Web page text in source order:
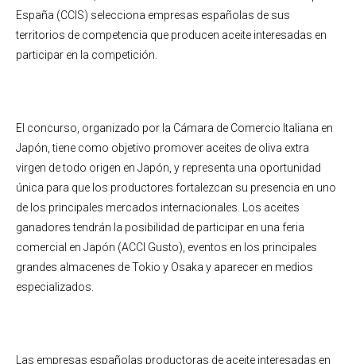
España (CCIS) selecciona empresas españolas de sus
territorios de competencia que producen aceite interesadas en
participar en la competición.
El concurso, organizado por la Cámara de Comercio Italiana en
Japón, tiene como objetivo promover aceites de oliva extra
virgen de todo origen en Japón, y representa una oportunidad
única para que los productores fortalezcan su presencia en uno
de los principales mercados internacionales. Los aceites
ganadores tendrán la posibilidad de participar en una feria
comercial en Japón (ACCI Gusto), eventos en los principales
grandes almacenes de Tokio y Osaka y aparecer en medios
especializados.
Las empresas españolas productoras de aceite interesadas en